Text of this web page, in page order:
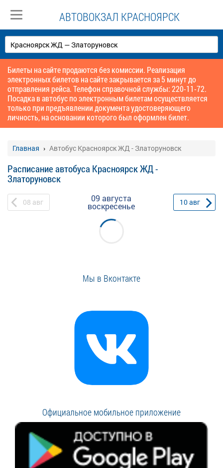
АВТОВОКЗАЛ КРАСНОЯРСК
Билеты на сайте продаются без комиссии. Реализация
электронных билетов на сайте закрывается за 5 минут до
отправления рейса. Телефон справочной службы: 220-11-72.
Посадка в автобус по электронным билетам осуществляется
только при предъявлении документа удостоверяющего
личность, на основании которого был оформлен билет.
Главная Автобус Красноярск ЖД - Златоруновск
Расписание автобуса Красноярск ЖД -
Златоруновск
08 авг 09 августа
воскресенье 10авг
Мы в Вконтакте
Официальное мобильное приложение